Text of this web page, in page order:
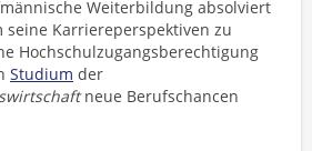
Weiterbildung absolviert
seine Karriereperspektiven zu
Hochschulzugangsberechtigung
Studium der
neue Berufschancen